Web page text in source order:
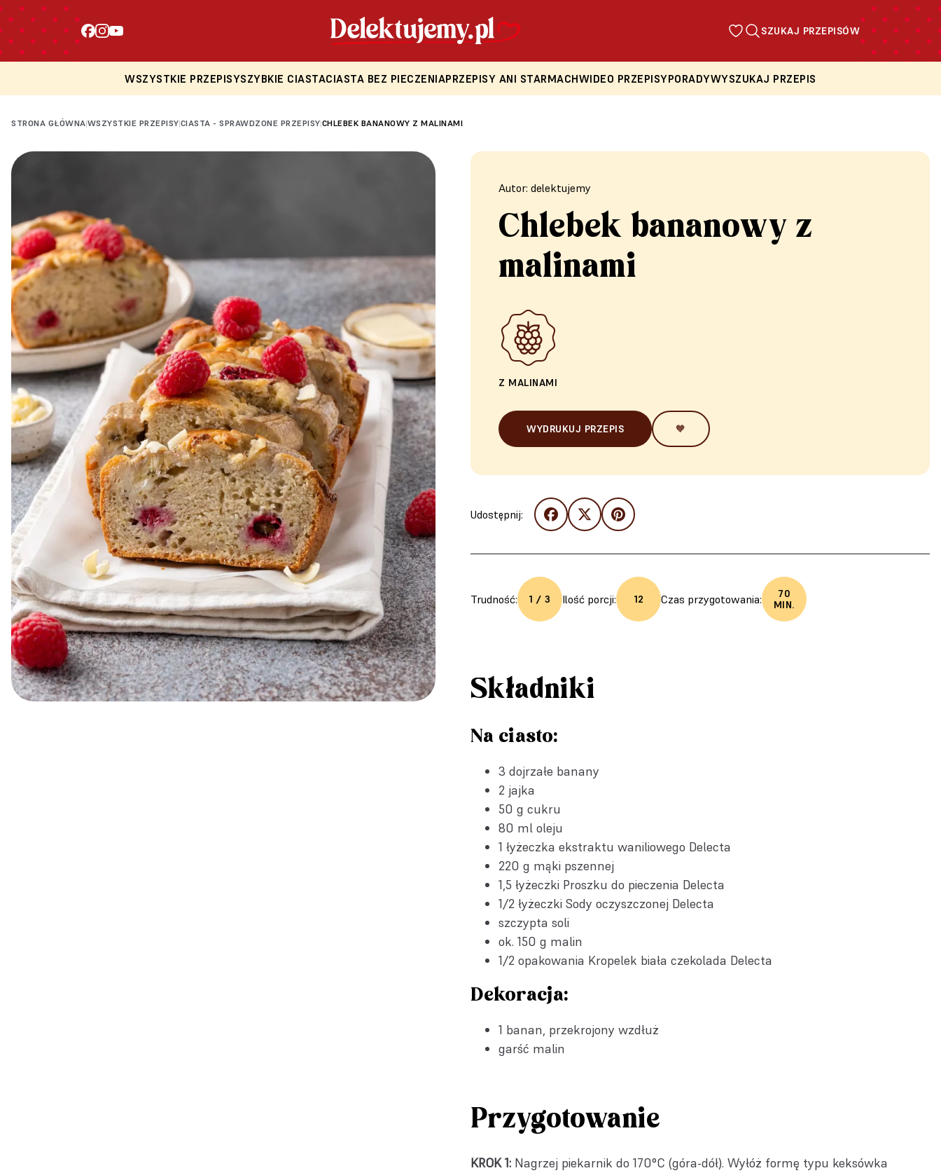
SZUKAJ PRZEPISÓW
WSZYSTKIE PRZEPISYSZYBKIE CIASTACIASTA BEZ PIECZENIAPRZEPISY ANI STARMACHWIDEO PRZEPISYPORADYWYSZUKAJ PRZEPIS
STRONA GŁÓWNA|WSZYSTKIE PRZEPISY|CIASTA - SPRAWDZONE PRZEPISY|CHLEBEK BANANOWY Z MALINAMI
Autor: delektujemy
Chlebek bananowy z
malinami
Z MALINAMI
WYDRUKUJ PRZEPIS 🧡
Udostępnij:
Trudność: 1 / 3 Ilość porcji: 12 Czas przygotowania:
70
MIN.
Składniki
Na ciasto:
3 dojrzałe banany
2 jajka
50 g cukru
80 ml oleju
1 łyżeczka ekstraktu waniliowego Delecta
220 g mąki pszennej
1,5 łyżeczki Proszku do pieczenia Delecta
1/2 łyżeczki Sody oczyszczonej Delecta
szczypta soli
ok. 150 g malin
1/2 opakowania Kropelek biała czekolada Delecta
Dekoracja:
1 banan, przekrojony wzdłuż
garść malin
Przygotowanie
KROK 1: Nagrzej piekarnik do 170°C (góra-dół). Wyłóż formę typu keksówka